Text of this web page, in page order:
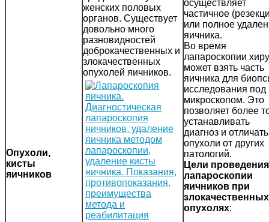
Опухоли,
кисты
яичников
женских половых
органов. Существует
довольно много
разновидностей
доброкачественных и
злокачественных
опухолей яичников.
осуществляет
частичное
или полное
яичника.
Во время
лапароскопии
может взять часть
яичника для
исследования под
микроскопом. Это
позволяет более
устанавливать
диагноз и отличать
опухоли от других
патологий.
Цели проведения
лапароскопии
яичников при
злокачественных
опухолях: